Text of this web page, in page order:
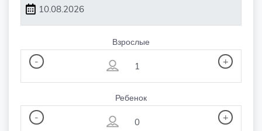
Взрослые
+
-
Ребенок
+
-